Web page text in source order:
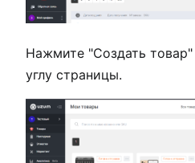
Нажмите "Создать
углу страницы.